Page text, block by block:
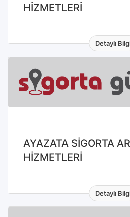
Detaylı
HİZMETLERİ
Detaylı
AYAZATA SİGORTA
HİZMETLERİ